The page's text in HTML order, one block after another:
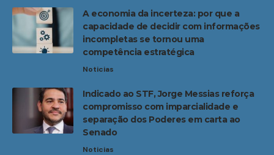
A economia da incerteza: por que a
capacidade de decidir com informações
incompletas se tornou uma
competência estratégica
Noticias
Indicado ao STF, Jorge Messias reforça
compromisso com imparcialidade e
separação dos Poderes em carta ao
Senado
Noticias